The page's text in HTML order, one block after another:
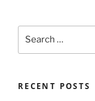
RECENT POSTS